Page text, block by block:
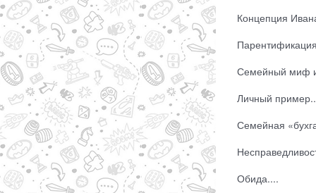
Концепция
Семейный миф
Личный
Семейная
Обида....